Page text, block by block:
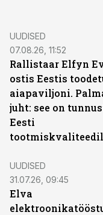
UUDISED
07.08.26, 11:52
Rallistaar Elfyn
ostis Eestis
aiapaviljoni.
juht: see on
Eesti
UUDISED
31.07.26, 09:45
Elva